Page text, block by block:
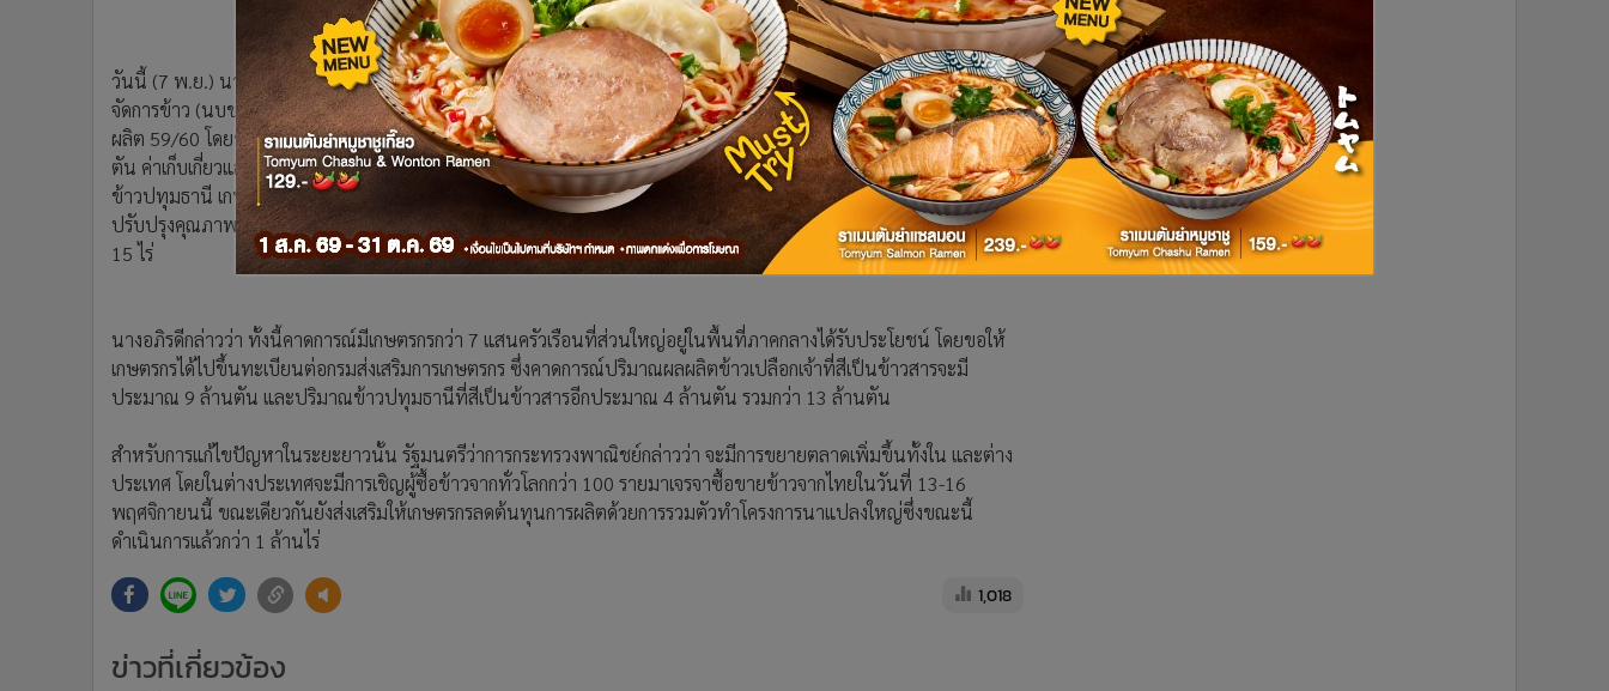
Celeb Online
Gotomanager
วันนี้ (7 พ.ย.) นางอภิรดี ตันตราภรณ์ รัฐมนตรีว่าการกระทรวงพาณิชย์ ระบุว่า ที่ประชุมคณะกรรมการนโยบายและบริหาร
จัดการข้าว (นบข.) เตรียมเสนอที่ประชุมคณะรัฐมนตรี (ครม.) ให้โครงการสินเชื่อเพื่อชะลอการขายข้าวเปลือกนาปี ปีการ
ผลิต 59/60 โดยข้าวเปลือกเจ้านั้นเกษตรกรจะได้รับเงินทั้งหมด 10,500 บาทต่อตัน แบ่งเป็น วงเงินสินเชื่อ 7,000 บาทต่อ
ตัน ค่าเก็บเกี่ยวและปรับปรุงคุณภาพข้าว 2,000 บาทต่อตัน และค่าเก็บรักษาข้าวเปลือกในยุ้งฉาง 1,500 บาทต่อตัน ขณะที่
ข้าวปทุมธานี เกษตรกรจะได้รับเงินทั้งสิ้น 11,300 บาทต่อตัน แบ่งเป็น วงเงินสินเชื่อ 7,800 บาทต่อตัน ค่าเก็บเกี่ยว และ
ปรับปรุงคุณภาพข้าว 2,000 บาทต่อตัน และค่าเก็บรักษาข้าวเปลือกในยุ้งฉาง 1,500 บาทต่อตัน โดยกำหนดรายละไม่เกิน
15 ไร่
นางอภิรดีกล่าวว่า ทั้งนี้คาดการณ์มีเกษตรกรกว่า 7 แสนครัวเรือนที่ส่วนใหญ่อยู่ในพื้นที่ภาคกลางได้รับประโยชน์ โดยขอให้
เกษตรกรได้ไปขึ้นทะเบียนต่อกรมส่งเสริมการเกษตรกร ซึ่งคาดการณ์ปริมาณผลผลิตข้าวเปลือกเจ้าที่สีเป็นข้าวสารจะมี
ประมาณ 9 ล้านตัน และปริมาณข้าวปทุมธานีที่สีเป็นข้าวสารอีกประมาณ 4 ล้านตัน รวมกว่า 13 ล้านตัน
สำหรับการแก้ไขปัญหาในระยะยาวนั้น รัฐมนตรีว่าการกระทรวงพาณิชย์กล่าวว่า จะมีการขยายตลาดเพิ่มขึ้นทั้งใน และต่าง
ประเทศ โดยในต่างประเทศจะมีการเชิญผู้ซื้อข้าวจากทั่วโลกกว่า 100 รายมาเจรจาซื้อขายข้าวจากไทยในวันที่ 13-16
พฤศจิกายนนี้ ขณะเดียวกันยังส่งเสริมให้เกษตรกรลดต้นทุนการผลิตด้วยการรวมตัวทำโครงการนาแปลงใหญ่ซึ่งขณะนี้
ดำเนินการแล้วกว่า 1 ล้านไร่
1,018
ข่าวที่เกี่ยวข้อง